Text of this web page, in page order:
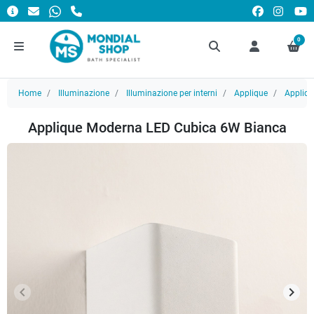
0
Home Illuminazione Illuminazione per interni Applique
Applique Moderna LED Cubica 6W Bianca
Precedente
keyboard_arrow_left keyboard_arrow_right